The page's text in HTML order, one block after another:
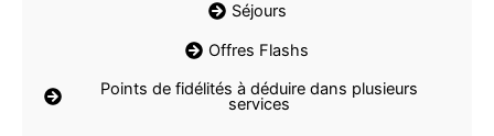
Séjours
Offres Flashs
Points de fidélités à déduire dans plusieurs
services